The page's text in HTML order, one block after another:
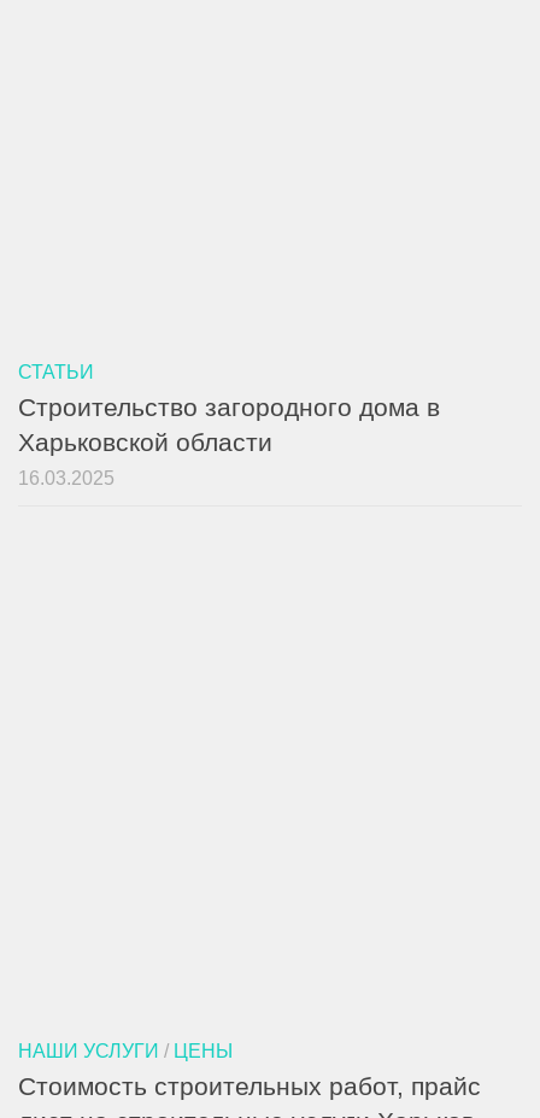
СТАТЬИ
Строительство загородного дома в
Харьковской области
16.03.2025
НАШИ УСЛУГИ / ЦЕНЫ
Стоимость строительных работ, прайс